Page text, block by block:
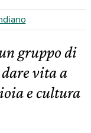
gruppo di
vita a
e cultura